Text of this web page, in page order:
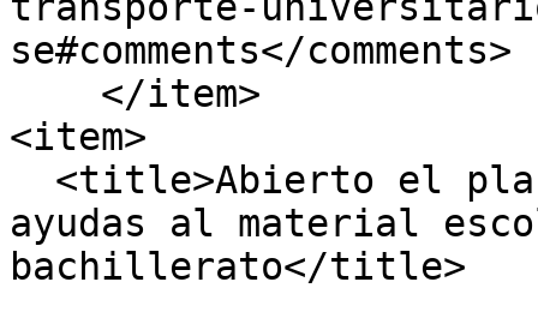
se#comments</comments>
<item>
ayudas al material
bachillerato</title>